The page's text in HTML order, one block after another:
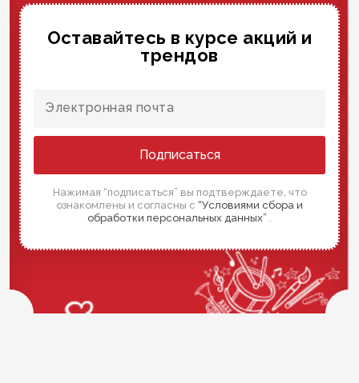
Оставайтесь в курсе акций и
трендов
Подписаться
Нажимая “подписаться” вы подтверждаете, что
ознакомлены и согласны с “Условиями сбора и
обработки персональных данных”